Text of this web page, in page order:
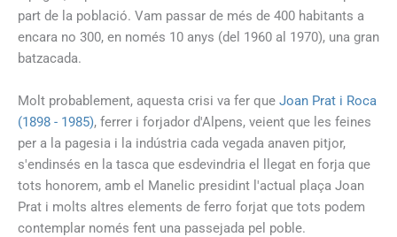
part de la població. Vam passar de més de 400 habitants a
encara no 300, en només 10 anys (del 1960 al 1970), una gran
batzacada.
Molt probablement, aquesta crisi va fer que Joan Prat i Roca
(1898 - 1985), ferrer i forjador d'Alpens, veient que les feines
per a la pagesia i la indústria cada vegada anaven pitjor,
s'endinsés en la tasca que esdevindria el llegat en forja que
tots honorem, amb el Manelic presidint l'actual plaça Joan
Prat i molts altres elements de ferro forjat que tots podem
contemplar només fent una passejada pel poble.